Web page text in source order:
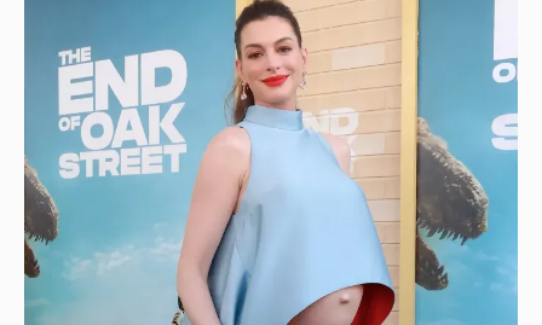
Беременная третьим ребёнком Энн
Хэтэуэй вышла в свет с обнажённым
животом